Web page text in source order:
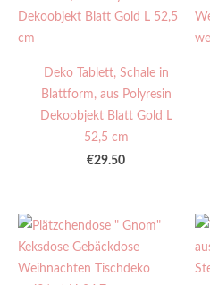
Deko Tablett, Schale in
Blattform, aus Polyresin
Dekoobjekt Blatt Gold L
52,5 cm
€29.50